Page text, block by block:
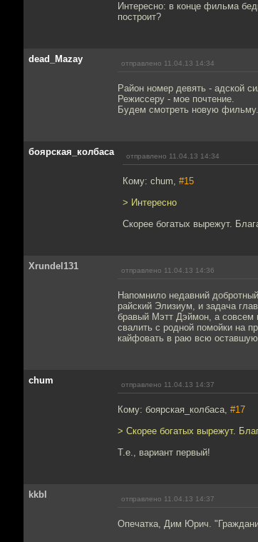
Интересно: в конце фильма
построит?
dead_Mazay отправлено 11.04.13 14:34
Район номер девять - адской
Режиссеру - мое почтение.
Будем смотреть новую фильму.
боярская_колбаса отправлено 11.04.13 14:34
Кому: chum, #15
> Интересно
Скорее богатых вырежут.
Xrundel131 отправлено 11.04.13 14:36
Напомнило недавний
райский Элизиум, и задача
бравый Мэтт Дэймон, а совсем
свалить с родной помойки на
кайфовать в раю всю
chum отправлено 11.04.13 14:37
Кому: боярская_колбаса, #17
> Скорее богатых вырежут.
Т.е., вариант первый!
kkbl отправлено 11.04.13 14:37
Опечатка, Дим Юрич.